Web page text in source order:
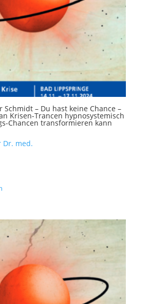
Schmidt – Du hast keine Chance –
Krisen-Trancen hypnosystemisch
Chancen transformieren kann
Dr. med.